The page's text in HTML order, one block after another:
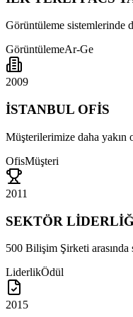
Görüntüleme sistemlerinde
GörüntülemeAr-Ge
2009
İSTANBUL OFİS
Müşterilerimize daha
OfisMüşteri
2011
SEKTÖR
500 Bilişim Şirketi
LiderlikÖdül
2015